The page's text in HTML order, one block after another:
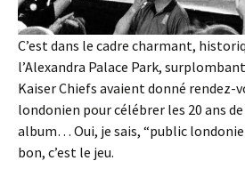
C’est dans le cadre charmant,
l’Alexandra Palace Park,
Kaiser Chiefs avaient donné rendez-
londonien pour célébrer les 20 ans
album… Oui, je sais, “public
bon, c’est le jeu.